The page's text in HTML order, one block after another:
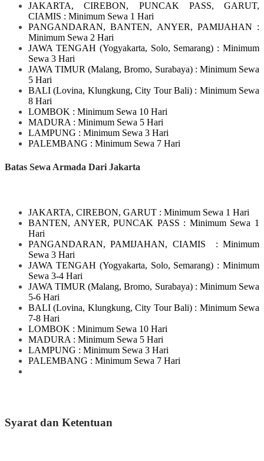
JAKARTA, CIREBON, PUNCAK PASS, GARUT,
CIAMIS : Minimum Sewa 1 Hari
PANGANDARAN, BANTEN, ANYER, PAMIJAHAN :
Minimum Sewa 2 Hari
JAWA TENGAH (Yogyakarta, Solo, Semarang) : Minimum
Sewa 3 Hari
JAWA TIMUR(Malang, Bromo, Surabaya) : Minimum Sewa
5 Hari
BALI (Lovina, Klungkung, City Tour Bali) : Minimum Sewa
8 Hari
LOMBOK : Minimum Sewa 10 Hari
MADURA : Minimum Sewa 5 Hari
LAMPUNG : Minimum Sewa 3 Hari
PALEMBANG : Minimum Sewa 7 Hari
Batas Sewa Armada Dari Jakarta
JAKARTA, CIREBON, GARUT : Minimum Sewa 1 Hari
BANTEN, ANYER, PUNCAK PASS : Minimum Sewa 1
Hari
PANGANDARAN, PAMIJAHAN, CIAMIS
: Minimum
Sewa 3 Hari
JAWA TENGAH (Yogyakarta, Solo, Semarang) : Minimum
Sewa 3-4 Hari
JAWA TIMUR(Malang, Bromo, Surabaya) : Minimum Sewa
5-6 Hari
BALI (Lovina, Klungkung, City Tour Bali) : Minimum Sewa
7-8 Hari
LOMBOK : Minimum Sewa 10 Hari
MADURA : Minimum Sewa 5 Hari
LAMPUNG : Minimum Sewa 3 Hari
PALEMBANG : Minimum Sewa 7 Hari
Syarat dan Ketentuan